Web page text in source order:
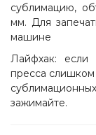
сублимацию,
мм. Для
машине
Лайфхак: если
пресса слишком
зажимайте.